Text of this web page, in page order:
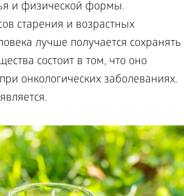
и физической формы.
старения и возрастных
лучше получается сохранять
состоит в том, что оно
онкологических заболеваниях.